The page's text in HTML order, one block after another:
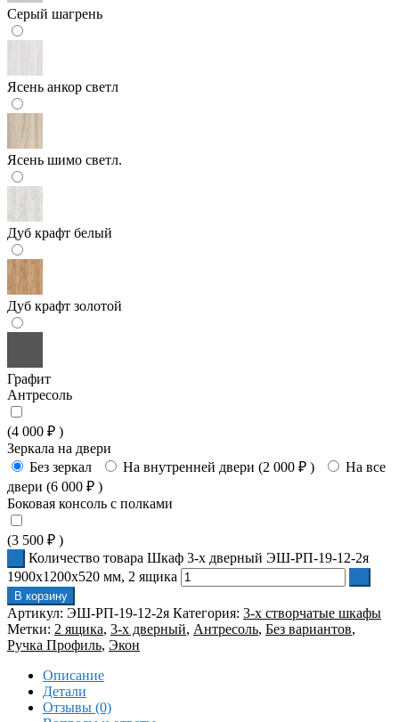
Серый шагрень
Ясень анкор светл
Ясень шимо светл.
Дуб крафт белый
Дуб крафт золотой
Графит
Антресоль
(4 000 ₽ )
Зеркала на двери
Без зеркал
На внутренней двери (2 000 ₽ )
На все
двери (6 000 ₽ )
Боковая консоль с полками
(3 500 ₽ )
Количество товара Шкаф 3-х дверный ЭШ-РП-19-12-2я
1900x1200x520 мм, 2 ящика
В корзину
Артикул: ЭШ-РП-19-12-2я Категория: 3-х створчатые шкафы
Метки: 2 ящика, 3-х дверный, Антресоль, Без вариантов,
Ручка Профиль, Экон
Описание
Детали
Отзывы (0)